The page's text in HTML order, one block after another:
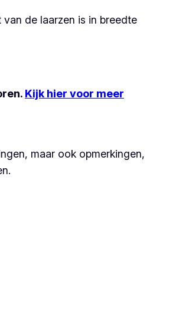
de laarzen is in breedte
Kijk hier voor meer
maar ook opmerkingen,